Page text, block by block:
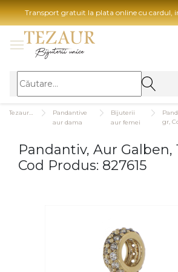
Transport gratuit la plata online cu cardul,
BIJUTERII
BIJUTERII FEMEI
Inele
Bratari
Pandantive
aur dama
Bijuterii
aur femei
gr,
Pandantiv, Aur Galben,
Cod Produs: 827615